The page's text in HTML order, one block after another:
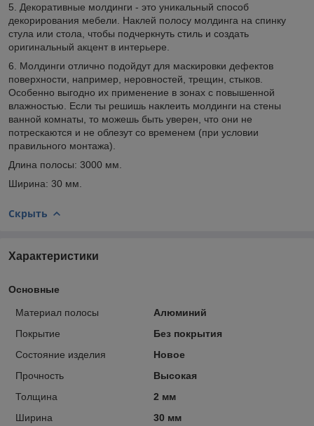
5. Декоративные молдинги - это уникальный способ
декорирования мебели. Наклей полосу молдинга на спинку
стула или стола, чтобы подчеркнуть стиль и создать
оригинальный акцент в интерьере.
6. Молдинги отлично подойдут для маскировки дефектов
поверхности, например, неровностей, трещин, стыков.
Особенно выгодно их применение в зонах с повышенной
влажностью. Если ты решишь наклеить молдинги на стены
ванной комнаты, то можешь быть уверен, что они не
потрескаются и не облезут со временем (при условии
правильного монтажа).
Длина полосы: 3000 мм.
Ширина: 30 мм.
Скрыть
Характеристики
Основные
Материал полосы
Алюминий
Покрытие
Без покрытия
Состояние изделия
Новое
Прочность
Высокая
Толщина
2 мм
Ширина
30 мм